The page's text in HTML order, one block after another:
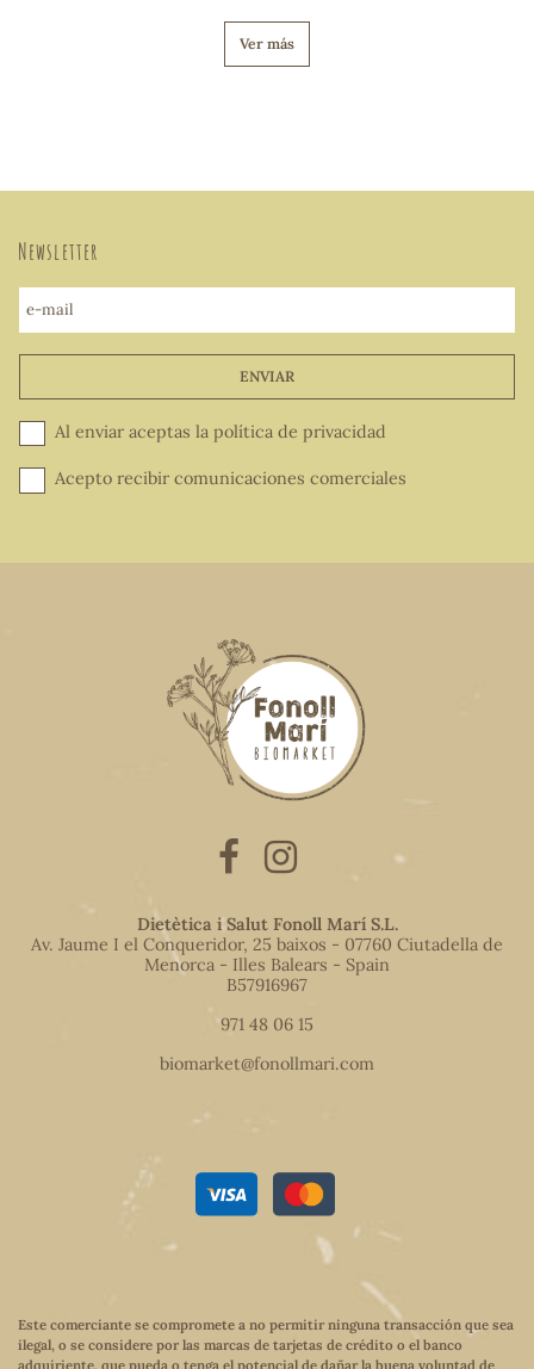
Ver más
Newsletter
e-mail
ENVIAR
Al enviar aceptas la política de privacidad
Acepto recibir comunicaciones comerciales
Dietètica i Salut Fonoll Marí S.L.
Av. Jaume I el Conqueridor, 25 baixos - 07760 Ciutadella de
Menorca - Illes Balears - Spain
B57916967
971 48 06 15
biomarket@fonollmari.com
Este comerciante se compromete a no permitir ninguna transacción que sea
ilegal, o se considere por las marcas de tarjetas de crédito o el banco
adquiriente, que pueda o tenga el potencial de dañar la buena voluntad de